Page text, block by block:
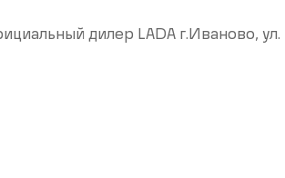
дилер LADA г.Иваново, ул.